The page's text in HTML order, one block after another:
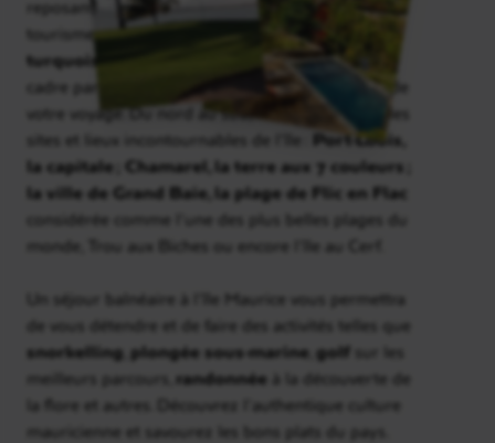
reposantes loin du tumulte des villes et du
tourisme.Plages de sable blanc, lagon
turquoise, mer chaude, soleil omniprésent et
cadre paradiasiaque seront votre quotidien lors de
votre voyage. Du nord au sud, vous découvrirez les
sites et lieux incontournables de l’île :
Port-Louis,
la capitale ; Chamarel, la terre aux 7 couleurs ;
la ville de Grand Baie, la plage de Flic en Flac
considérée comme l’une des plus belles plages du
monde, Trou aux Biches ou encore l’île au Cerf.
Un séjour balnéaire à l’île Maurice vous permettra
de vous détendre et de faire des activités telles que
snorkelling plongée sous-marine golf sur les
meilleurs parcours, randonnée à la découverte de
la flore et autres. Découvrez l’authentique culture
mauricienne et savourez les bons plats du pays.